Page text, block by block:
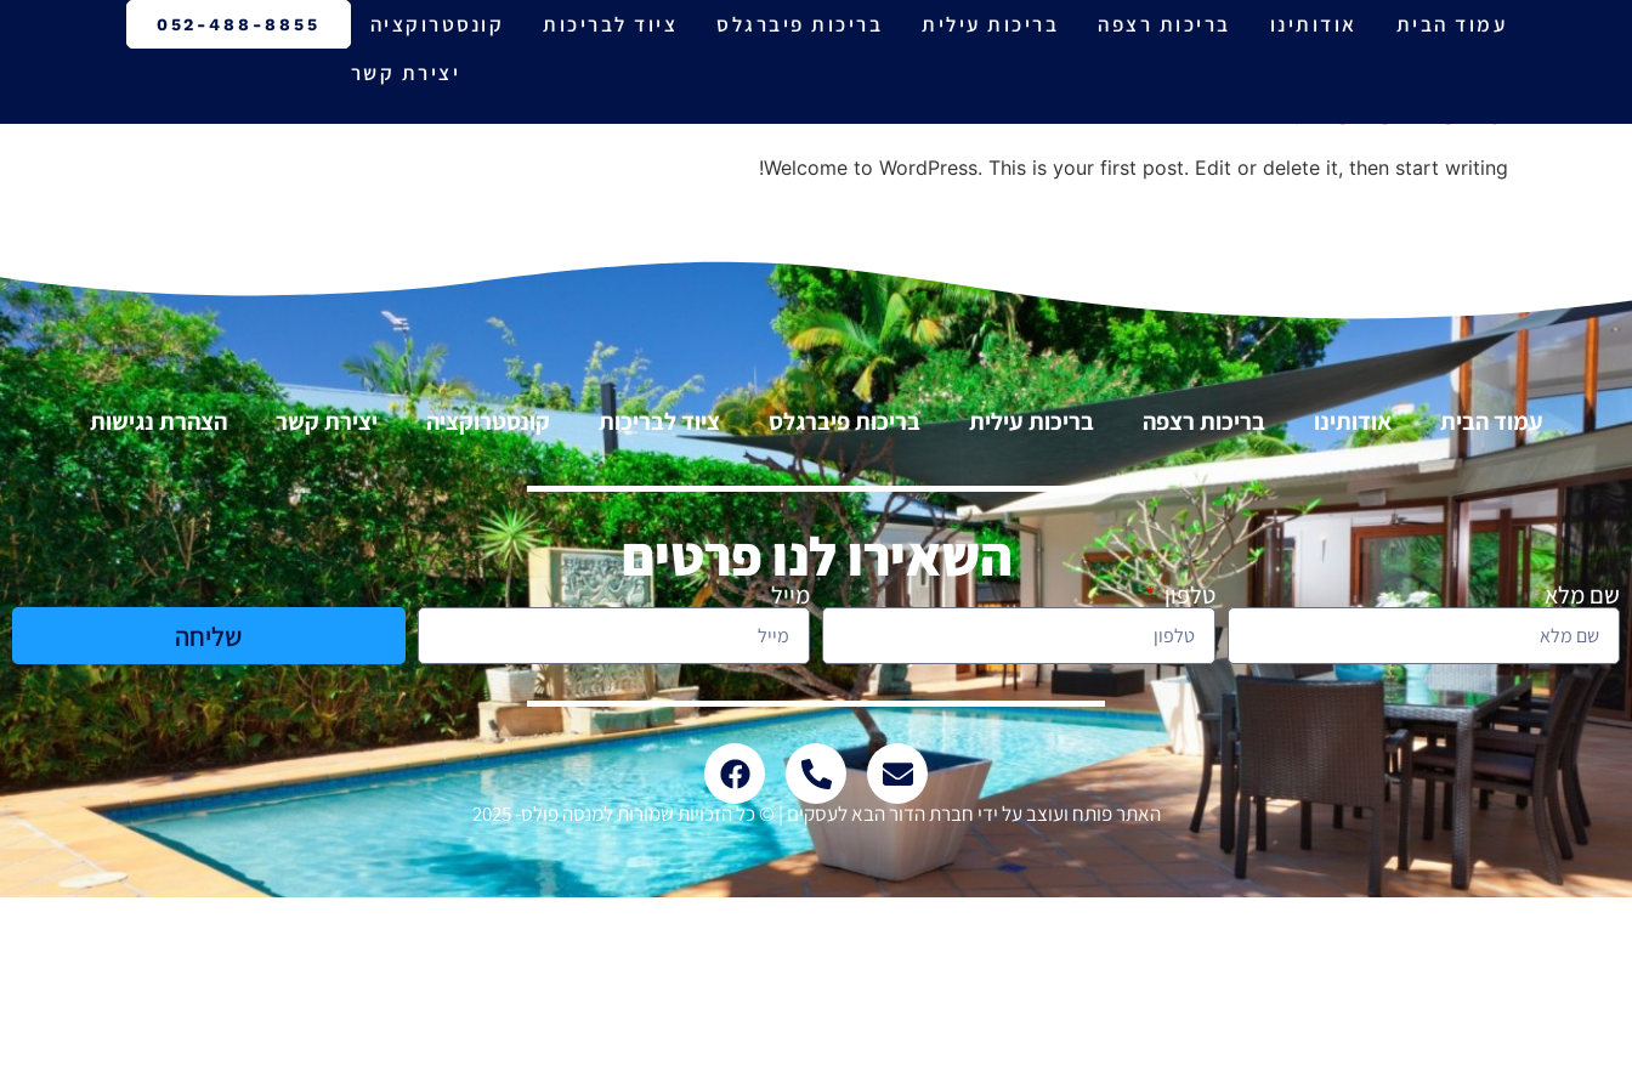
עמוד הבית אודותינו בריכות רצפה בריכות עילית בריכות פיברגלס ציוד לבריכות
קונסטרוקציה
יצירת קשר
052-488-8855 קטגוריה:Uncategorized
Welcome to WordPress. This is your first post. Edit or delete it, then start writing!
עמוד הבית אודותינו בריכות רצפה בריכות עילית בריכות פיברגלס ציוד לבריכות קונסטרוקציה יצירת קשר הצהרת נגישות
השאירו לנו פרטים
שם מלא טלפון מייל
שליחה
האתר פותח ועוצב על ידי חברת הדור הבא לעסקים | © כל הזכויות שמורות למנסה פולס- 2025